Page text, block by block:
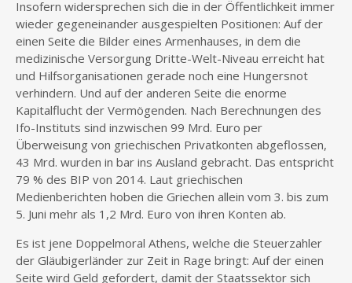
Insofern widersprechen sich die in der Öffentlichkeit immer
wieder gegeneinander ausgespielten Positionen: Auf der
einen Seite die Bilder eines Armenhauses, in dem die
medizinische Versorgung Dritte-Welt-Niveau erreicht hat
und Hilfsorganisationen gerade noch eine Hungersnot
verhindern. Und auf der anderen Seite die enorme
Kapitalflucht der Vermögenden. Nach Berechnungen des
Ifo-Instituts sind inzwischen 99 Mrd. Euro per
Überweisung von griechischen Privatkonten abgeflossen,
43 Mrd. wurden in bar ins Ausland gebracht. Das entspricht
79 % des BIP von 2014. Laut griechischen
Medienberichten hoben die Griechen allein vom 3. bis zum
5. Juni mehr als 1,2 Mrd. Euro von ihren Konten ab.
Es ist jene Doppelmoral Athens, welche die Steuerzahler
der Gläubigerländer zur Zeit in Rage bringt: Auf der einen
Seite wird Geld gefordert, damit der Staatssektor sich